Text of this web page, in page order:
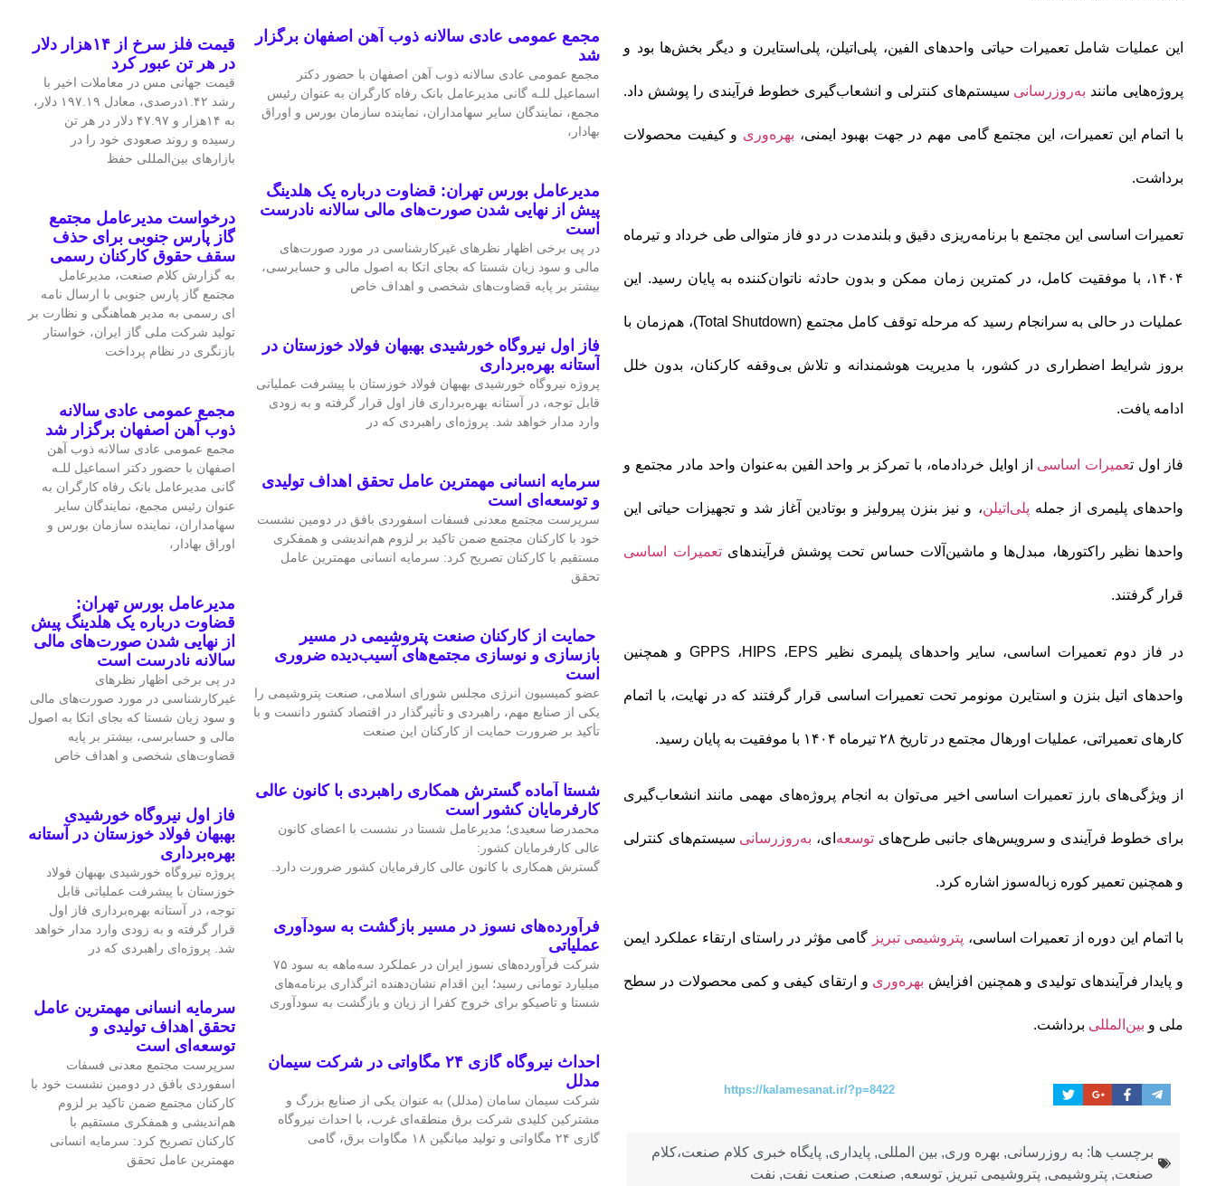
این عملیات شامل تعمیرات حیاتی واحدهای الفین، پلی‌اتیلن، پلی‌استایرن و دیگر بخش‌ها بود و
پروژه‌هایی مانند به‌روزرسانی سیستم‌های کنترلی و انشعاب‌گیری خطوط فرآیندی را پوشش داد.
با اتمام این تعمیرات، این مجتمع گامی مهم در جهت بهبود ایمنی، بهره‌وری و کیفیت محصولات
برداشت.
تعمیرات اساسی این مجتمع با برنامه‌ریزی دقیق و بلندمدت در دو فاز متوالی طی خرداد و تیرماه
۱۴۰۴، با موفقیت کامل، در کمترین زمان ممکن و بدون حادثه ناتوان‌کننده به پایان رسید. این
عملیات در حالی به سرانجام رسید که مرحله توقف کامل مجتمع (Total Shutdown)، هم‌زمان با
بروز شرایط اضطراری در کشور، با مدیریت هوشمندانه و تلاش بی‌وقفه کارکنان، بدون خلل
ادامه یافت.
فاز اول تعمیرات اساسی از اوایل خردادماه، با تمرکز بر واحد الفین به‌عنوان واحد مادر مجتمع و
واحدهای پلیمری از جمله پلی‌اتیلن، و نیز بنزن پیرولیز و بوتادین آغاز شد و تجهیزات حیاتی این
واحدها نظیر راکتورها، مبدل‌ها و ماشین‌آلات حساس تحت پوشش فرآیندهایتعمیرات اساسی
قرار گرفتند.
در فاز دوم تعمیرات اساسی، سایر واحدهای پلیمری نظیر GPPS ،HIPS ،EPS و همچنین
واحدهای اتیل بنزن و استایرن مونومر تحت تعمیرات اساسی قرار گرفتند که در نهایت، با اتمام
کارهای تعمیراتی، عملیات اورهال مجتمع در تاریخ ۲۸ تیرماه ۱۴۰۴ با موفقیت به پایان رسید.
از ویژگی‌های بارز تعمیرات اساسی اخیر می‌توان به انجام پروژه‌های مهمی مانند انشعاب‌گیری
برای خطوط فرآیندی و سرویس‌های جانبی طرح‌های توسعه‌ ای، به‌روزرسانی سیستم‌های کنترلی
و همچنین تعمیر کوره زباله‌سوز اشاره کرد.
با اتمام این دوره از تعمیرات اساسی، پتروشیمی تبریز گامی مؤثر در راستای ارتقاء عملکرد ایمن
و پایدار فرآیندهای تولیدی و همچنین افزایش بهره‌وری و ارتقای کیفی و کمی محصولات در سطح
ملی و بین‌المللی برداشت.
https://kalamesanat.ir/?p=8422
برچسب ها: به روزرسانی, بهره وری, بین المللی, پایداری, پایگاه خبری کلام صنعت،کلام
صنعت, پتروشیمی, پتروشیمی تبریز , توسعه, صنعت, صنعت نفت, نفت
مجمع عمومی عادی سالانه ذوب آهن اصفهان برگزار
شد
مجمع عمومی عادی سالانه ذوب آهن اصفهان با حضور دکتر
اسماعیل للـه گانی مدیرعامل بانک رفاه کارگران به عنوان رئیس
مجمع، نمایندگان سایر سهامداران، نماینده سازمان بورس و اوراق
بهادار،
مدیرعامل بورس تهران: قضاوت درباره یک هلدینگ
پیش از نهایی شدن صورت‌های مالی سالانه نادرست
است
در پی برخی اظهار نظرهای غیرکارشناسی در مورد صورت‌های
مالی و سود زیان شستا که بجای اتکا به اصول مالی و حسابرسی،
بیشتر بر پایه قضاوت‌‌های شخصی و اهداف خاص
فاز اول نیروگاه خورشیدی بهبهان فولاد خوزستان در
آستانه بهره‌برداری
پروژه نیروگاه خورشیدی بهبهان فولاد خوزستان با پیشرفت عملیاتی
قابل‌ توجه، در آستانه بهره‌برداری فاز اول قرار گرفته و به‌ زودی
وارد مدار خواهد شد. پروژه‌ای راهبردی که در
سرمایه انسانی مهمترین عامل تحقق اهداف تولیدی
و توسعه‌ای است
سرپرست مجتمع معدنی فسفات اسفوردی بافق در دومین نشست
خود با کارکنان مجتمع ضمن تاکید بر لزوم هم‌اندیشی و همفکری
مستقیم با کارکنان تصریح کرد: سرمایه انسانی مهمترین عامل
تحقق
حمایت از کارکنان صنعت پتروشیمی در مسیر
بازسازی و نوسازی مجتمع‌های آسیب‌دیده ضروری
است
عضو کمیسیون انرژی مجلس شورای اسلامی، صنعت پتروشیمی را
یکی از صنایع مهم، راهبردی و تأثیرگذار در اقتصاد کشور دانست و با
تأکید بر ضرورت حمایت از کارکنان این صنعت
شستا آماده گسترش همکاری راهبردی با کانون عالی
کارفرمایان کشور است
محمدرضا سعیدی؛ مدیرعامل شستا در نشست با اعضای کانون
عالی کارفرمایان کشور:
گسترش همکاری با کانون عالی کارفرمایان کشور ضرورت دارد.
فرآورده‌های نسوز در مسیر بازگشت به سودآوری
عملیاتی
شرکت فرآورده‌های نسوز ایران در عملکرد سه‌ماهه به سود ۷۵
میلیارد تومانی رسید؛ این اقدام نشان‌دهنده اثرگذاری برنامه‌های
شستا و تاصیکو برای خروج کفرا از زیان و بازگشت به سودآوری
احداث نیروگاه گازی ۲۴ مگاواتی در شرکت سیمان
مدلل
شرکت سیمان سامان (مدلل) به عنوان یکی از صنایع بزرگ و
مشترکین کلیدی شرکت برق منطقه‌ای غرب، با احداث نیروگاه
گازی ۲۴ مگاواتی و تولید میانگین ۱۸ مگاوات برق، گامی
قیمت فلز سرخ از ۱۴هزار دلار
در هر تن عبور کرد
قیمت جهانی مس در معاملات اخیر با
رشد ۱.۴۲درصدی، معادل ۱۹۷.۱۹ دلار،
به ۱۴هزار و ۴۷.۹۷ دلار در هر تن
رسیده و روند صعودی خود را در
بازارهای بین‌المللی حفظ
درخواست مدیرعامل مجتمع
گاز پارس جنوبی برای حذف
سقف حقوق کارکنان رسمی
به گزارش کلام صنعت، مدیرعامل
مجتمع گاز پارس جنوبی با ارسال نامه
ای رسمی به مدیر هماهنگی و نظارت بر
تولید شرکت ملی گاز ایران، خواستار
بازنگری در نظام پرداخت
مجمع عمومی عادی سالانه
ذوب آهن اصفهان برگزار شد
مجمع عمومی عادی سالانه ذوب آهن
اصفهان با حضور دکتر اسماعیل للـه
گانی مدیرعامل بانک رفاه کارگران به
عنوان رئیس مجمع، نمایندگان سایر
سهامداران، نماینده سازمان بورس و
اوراق بهادار،
مدیرعامل بورس تهران:
قضاوت درباره یک هلدینگ پیش
از نهایی شدن صورت‌های مالی
سالانه نادرست است
در پی برخی اظهار نظرهای
غیرکارشناسی در مورد صورت‌های مالی
و سود زیان شستا که بجای اتکا به اصول
مالی و حسابرسی، بیشتر بر پایه
قضاوت‌‌های شخصی و اهداف خاص
فاز اول نیروگاه خورشیدی
بهبهان فولاد خوزستان در آستانه
بهره‌برداری
پروژه نیروگاه خورشیدی بهبهان فولاد
خوزستان با پیشرفت عملیاتی قابل‌
توجه، در آستانه بهره‌برداری فاز اول
قرار گرفته و به‌ زودی وارد مدار خواهد
شد. پروژه‌ای راهبردی که در
سرمایه انسانی مهمترین عامل
تحقق اهداف تولیدی و
توسعه‌ای است
سرپرست مجتمع معدنی فسفات
اسفوردی بافق در دومین نشست خود با
کارکنان مجتمع ضمن تاکید بر لزوم
هم‌اندیشی و همفکری مستقیم با
کارکنان تصریح کرد: سرمایه انسانی
مهمترین عامل تحقق